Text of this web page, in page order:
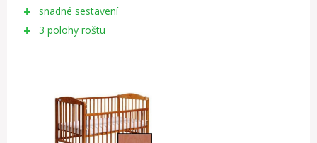
snadné sestavení
3 polohy roštu